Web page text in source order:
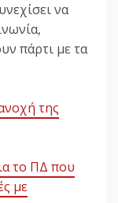
να
πάρτι με τα
της
το ΠΔ που
με